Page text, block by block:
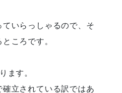
いらっしゃるので、そ
ころです。
ます。
立されている訳ではあ